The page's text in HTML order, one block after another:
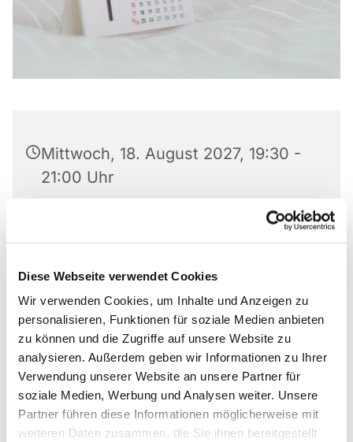
Diese Webseite verwendet Cookies
Wir verwenden Cookies, um Inhalte und Anzeigen zu
personalisieren, Funktionen für soziale Medien anbieten
zu können und die Zugriffe auf unsere Website zu
analysieren. Außerdem geben wir Informationen zu Ihrer
Verwendung unserer Website an unsere Partner für
soziale Medien, Werbung und Analysen weiter. Unsere
Partner führen diese Informationen möglicherweise mit
weiteren Daten zusammen, die Sie ihnen bereitgestellt
Mittwoch, 18. August 2027, 19:30 -
21:00 Uhr
Matthäus-Kirche, Rotheweg 63,
33102 Paderborn
Anmeldung bei 0176 519 101 10
Gruppe von Anonymen Alkoholikern und
Alkoholikerinnen
Anmeldung bei 0176 519 101 10